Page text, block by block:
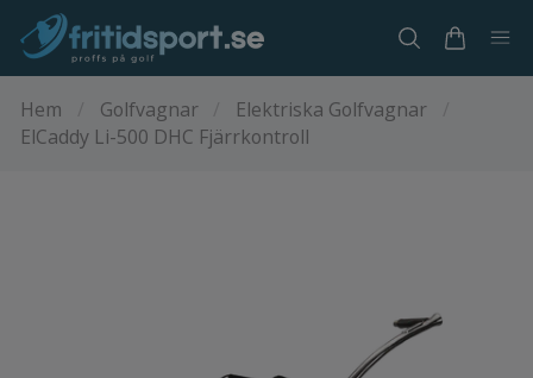
Hem Golfvagnar Elektriska Golfvagnar
ElCaddy Li-500 DHC Fjärrkontroll